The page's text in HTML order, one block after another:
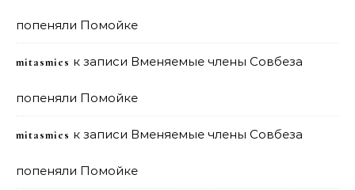
попеняли Помойке
mitasmies к записи Вменяемые члены Совбеза
попеняли Помойке
mitasmies к записи Вменяемые члены Совбеза
попеняли Помойке